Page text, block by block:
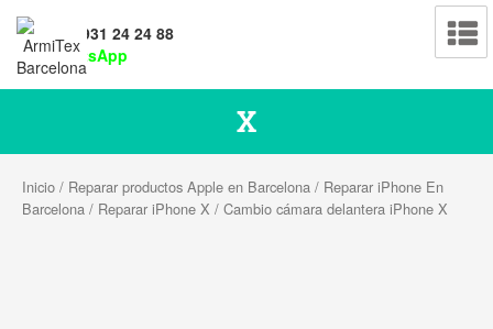
Tel: 931 24 24 88
WhatsApp
Cambio cámara delantera iPhone
X
Inicio / Reparar productos Apple en Barcelona / Reparar iPhone En
Barcelona / Reparar iPhone X / Cambio cámara delantera iPhone X